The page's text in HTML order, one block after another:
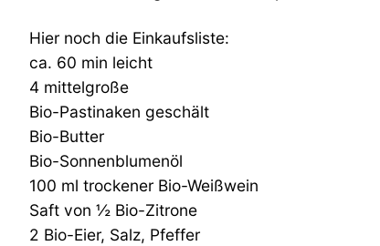
Hier noch die Einkaufsliste:
ca. 60 min leicht
4 mittelgroße
Bio-Pastinaken geschält
Bio-Butter
Bio-Sonnenblumenöl
100 ml trockener Bio-Weißwein
Saft von ½ Bio-Zitrone
2 Bio-Eier, Salz, Pfeffer